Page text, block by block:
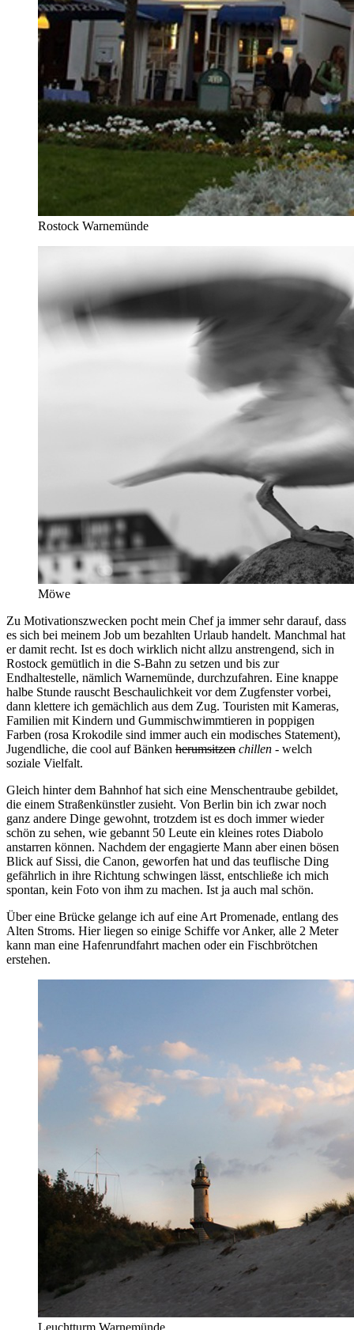
Rostock Warnemünde
Möwe
Zu Motivationszwecken pocht mein Chef ja immer sehr darauf, dass
es sich bei meinem Job um bezahlten Urlaub handelt. Manchmal hat
er damit recht. Ist es doch wirklich nicht allzu anstrengend, sich in
Rostock gemütlich in die S-Bahn zu setzen und bis zur
Endhaltestelle, nämlich Warnemünde, durchzufahren. Eine knappe
halbe Stunde rauscht Beschaulichkeit vor dem Zugfenster vorbei,
dann klettere ich gemächlich aus dem Zug. Touristen mit Kameras,
Familien mit Kindern und Gummischwimmtieren in poppigen
Farben (rosa Krokodile sind immer auch ein modisches Statement),
Jugendliche, die cool auf Bänken herumsitzen chillen - welch
soziale Vielfalt.
Gleich hinter dem Bahnhof hat sich eine Menschentraube gebildet,
die einem Straßenkünstler zusieht. Von Berlin bin ich zwar noch
ganz andere Dinge gewohnt, trotzdem ist es doch immer wieder
schön zu sehen, wie gebannt 50 Leute ein kleines rotes Diabolo
anstarren können. Nachdem der engagierte Mann aber einen bösen
Blick auf Sissi, die Canon, geworfen hat und das teuflische Ding
gefährlich in ihre Richtung schwingen lässt, entschließe ich mich
spontan, kein Foto von ihm zu machen. Ist ja auch mal schön.
Über eine Brücke gelange ich auf eine Art Promenade, entlang des
Alten Stroms. Hier liegen so einige Schiffe vor Anker, alle 2 Meter
kann man eine Hafenrundfahrt machen oder ein Fischbrötchen
erstehen.
Leuchtturm Warnemünde